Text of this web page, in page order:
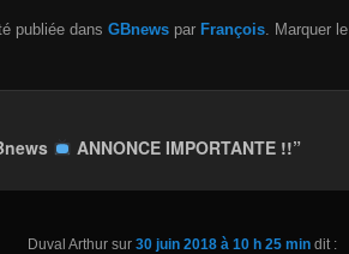
a
z
n
W
is
ail p
y
n
k
ta
g
publiée dans GBnews par François . Marquer le
ANNONCE IMPORTANTE !!”
Duval Arthursur 30 juin 2018 à 10 h 25 min dit :